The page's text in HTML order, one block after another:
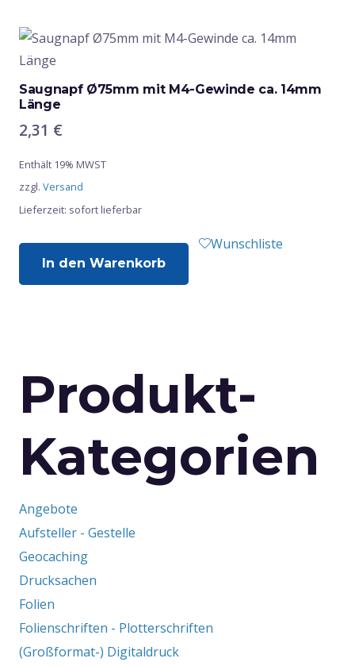
Saugnapf Ø75mm mit M4-Gewinde ca. 14mm
Länge
2,31 €
Enthält 19% MWST
zzgl. Versand
Lieferzeit: sofort lieferbar
In den Warenkorb
Wunschliste
Produkt-
Kategorien
Angebote
Aufsteller - Gestelle
Geocaching
Drucksachen
Folien
Folienschriften - Plotterschriften
(Großformat-) Digitaldruck